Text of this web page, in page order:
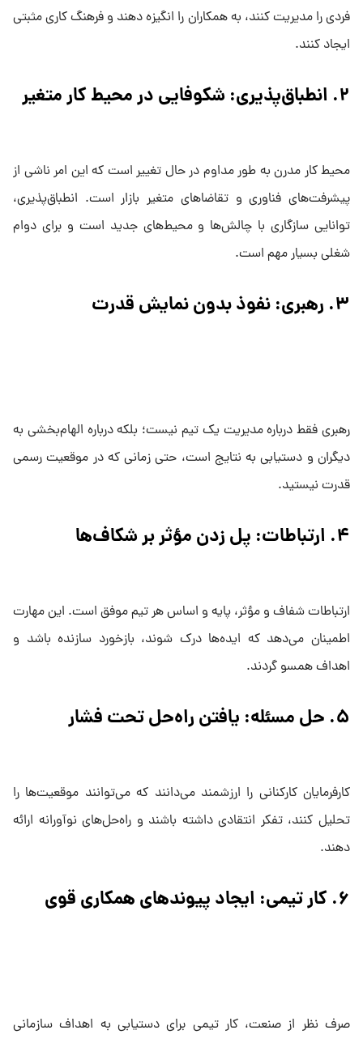
فردی را مدیریت کنند، به همکاران را انگیزه دهند و فرهنگ کاری مثبتی
ایجاد کنند.
۲. انطباق‌پذیری: شکوفایی در محیط کار متغیر
محیط کار مدرن به طور مداوم در حال تغییر است که این امر ناشی از
پیشرفت‌های فناوری و تقاضاهای متغیر بازار است. انطباق‌پذیری،
توانایی سازگاری با چالش‌ها و محیط‌های جدید است و برای دوام
شغلی بسیار مهم است.
۳. رهبری: نفوذ بدون نمایش قدرت
رهبری فقط درباره مدیریت یک تیم نیست؛ بلکه درباره الهام‌بخشی به
دیگران و دستیابی به نتایج است، حتی زمانی که در موقعیت رسمی
قدرت نیستید.
۴. ارتباطات: پل زدن مؤثر بر شکاف‌ها
ارتباطات شفاف و مؤثر، پایه و اساس هر تیم موفق است. این مهارت
اطمینان می‌دهد که ایده‌ها درک شوند، بازخورد سازنده باشد و
اهداف همسو گردند.
۵. حل مسئله: یافتن راه‌حل تحت فشار
کارفرمایان کارکنانی را ارزشمند می‌دانند که می‌توانند موقعیت‌ها را
تحلیل کنند، تفکر انتقادی داشته باشند و راه‌حل‌های نوآورانه ارائه
دهند.
۶. کار تیمی: ایجاد پیوندهای همکاری قوی
صرف نظر از صنعت، کار تیمی برای دستیابی به اهداف سازمانی